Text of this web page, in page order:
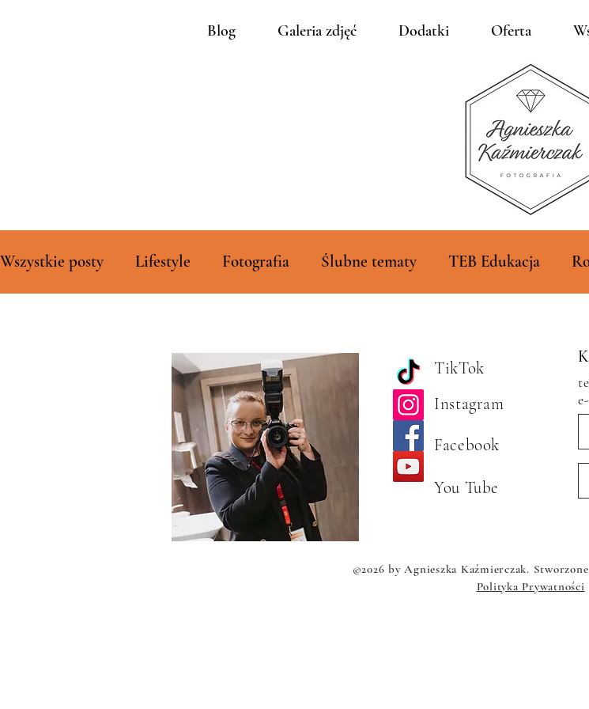
Blog Galeria zdjęć Dodatki Oferta
Wszystkie posty Lifestyle Fotografia Ślubne tematy TEB Edukacja
TikTok
Instagram
Facebook
You Tube
©2026 by Agnieszka Kaźmierczak.
Polityka Prywatności